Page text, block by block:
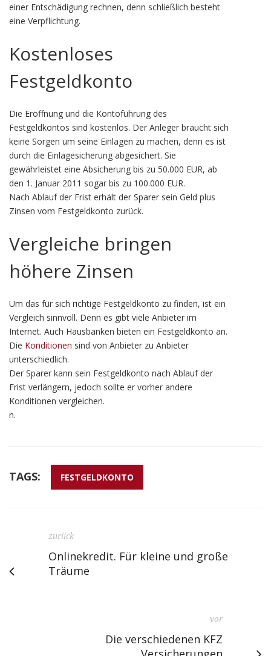
einer Entschädigung rechnen, denn schließlich besteht
eine Verpflichtung.
Kostenloses
Festgeldkonto
Die Eröffnung und die Kontoführung des
Festgeldkontos sind kostenlos. Der Anleger braucht sich
keine Sorgen um seine Einlagen zu machen, denn es ist
durch die Einlagesicherung abgesichert. Sie
gewährleistet eine Absicherung bis zu 50.000 EUR, ab
den 1. Januar 2011 sogar bis zu 100.000 EUR.
Nach Ablauf der Frist erhält der Sparer sein Geld plus
Zinsen vom Festgeldkonto zurück.
Vergleiche bringen
höhere Zinsen
Um das für sich richtige Festgeldkonto zu finden, ist ein
Vergleich sinnvoll. Denn es gibt viele Anbieter im
Internet. Auch Hausbanken bieten ein Festgeldkonto an.
Die Konditionen sind von Anbieter zu Anbieter
unterschiedlich.
Der Sparer kann sein Festgeldkonto nach Ablauf der
Frist verlängern, jedoch sollte er vorher andere
Konditionen vergleichen.
n.
TAGS: FESTGELDKONTO
zurück
Onlinekredit. Für kleine und große
Träume
vor
Die verschiedenen KFZ